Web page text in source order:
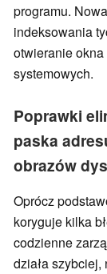
programu.
indeksowania
otwieranie
systemowych.
Poprawki
paska
obrazów
Oprócz
koryguje kilka
codzienne
działa